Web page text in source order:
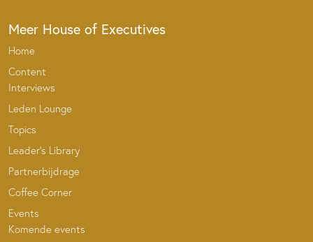
Meer House of Executives
Home
Content
Interviews
Leden Lounge
Topics
Leader’s Library
Partnerbijdrage
Coffee Corner
Events
Komende events